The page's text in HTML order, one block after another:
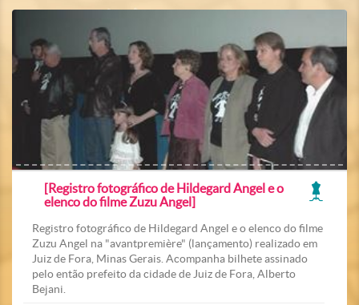
[Registro fotográfico de Hildegard Angel e o
elenco do filme Zuzu Angel]
Registro fotográfico de Hildegard Angel e o elenco do filme
Zuzu Angel na "avantpremière" (lançamento) realizado em
Juiz de Fora, Minas Gerais. Acompanha bilhete assinado
pelo então prefeito da cidade de Juiz de Fora, Alberto
Bejani.